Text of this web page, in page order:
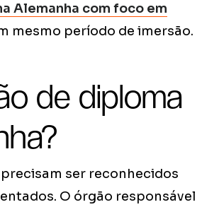
Alemanha com foco em
mesmo período de imersão.
de diploma
ser reconhecidos
O órgão responsável